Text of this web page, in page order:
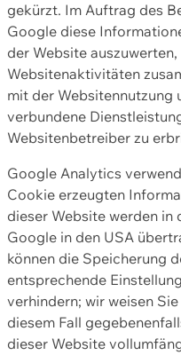
gekürzt. Im Auftrag des
Google diese
der Website
Websitenaktivitäten
mit der Websitennutzung
verbundene
Websitenbetreiber zu
Google Analytics
Cookie erzeugten
dieser Website werden in
Google in den USA
können die Speicherung
entsprechende
verhindern; wir weisen
diesem Fall
dieser Website